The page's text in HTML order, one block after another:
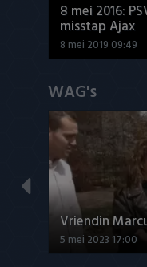
8 mei 2016:
misstap Ajax
8 mei 2019 09:49
WAG's
Vriendin
5 mei 2023 17:00